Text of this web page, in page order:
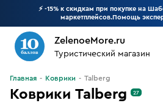
⚡ -15% к скидкам при покупке на
маркетплейсов.Помощь
ZelenoeMore.ru
Туристический магазин
Что будем искать?
Главная Коврики Talberg
Коврики Talberg 27